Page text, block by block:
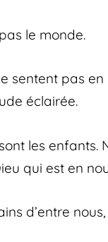
le monde.
sentent pas
éclairée.
les enfants.
qui est en
d’entre